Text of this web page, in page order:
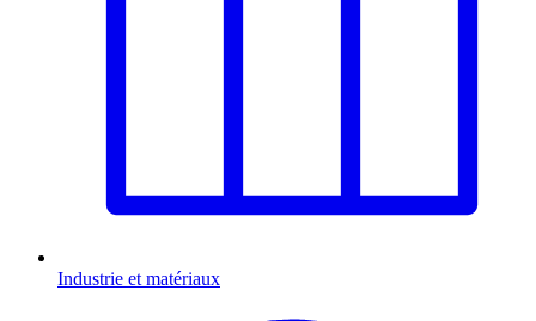
Industrie et matériaux